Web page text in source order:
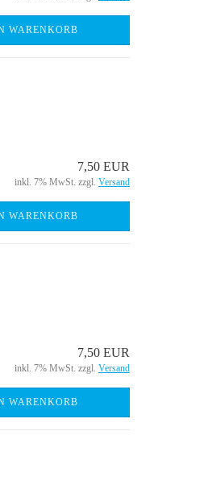
WARENKORB
7,50 EUR
inkl. 7% MwSt. zzgl. Versand
WARENKORB
7,50 EUR
inkl. 7% MwSt. zzgl. Versand
WARENKORB